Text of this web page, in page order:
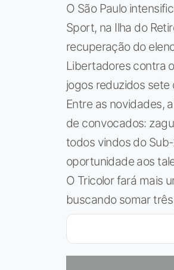
O São Paulo
Sport, na Ilha do
recuperação do
Libertadores contra
jogos reduzidos sete
Entre as novidades,
de convocados:
todos vindos do
oportunidade aos
O Tricolor fará mais
buscando somar